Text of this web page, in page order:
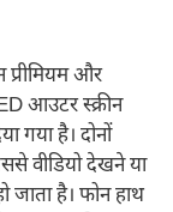
और
आउटर स्क्रीन
गया है। दोनों
वीडियो देखने या
है। फोन हाथ